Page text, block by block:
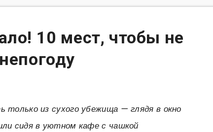
10 мест, чтобы не
из сухого убежища — глядя в окно
сидя в уютном кафе с чашкой